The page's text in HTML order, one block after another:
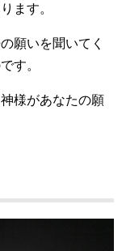
ます。
願いを聞いてく
す。
様があなたの願